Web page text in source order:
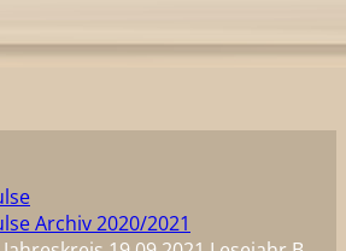
Archiv 2020/2021